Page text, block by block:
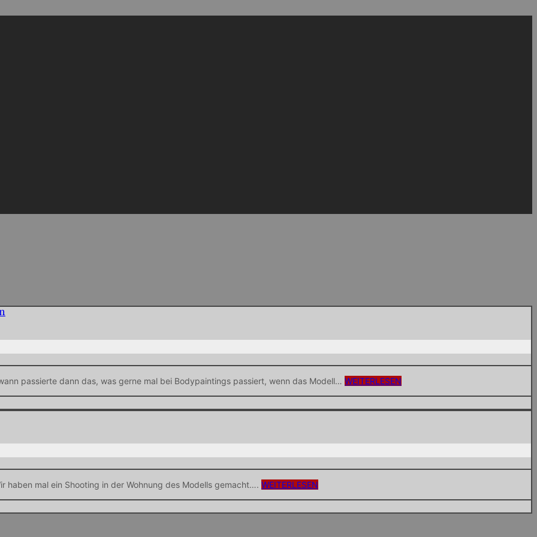
passierte dann das, was gerne mal bei Bodypaintings passiert, wenn das Modell… WEITERLESEN
haben mal ein Shooting in der Wohnung des Modells gemacht…. WEITERLESEN